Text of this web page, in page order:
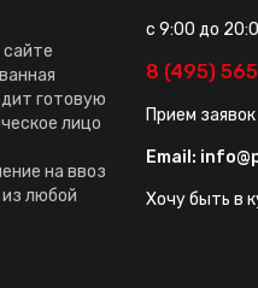
готовую
лицо
на ввоз
любой
с 9:00 до
8 (495)
Прием
Email:
Хочу быть в